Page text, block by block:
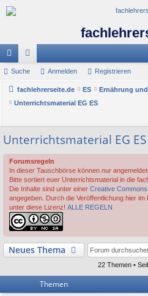
ch
ne
ug
riff
or
en
Suche Anmelden Registrieren
fachlehrerseite.de ES
Ernährung
Unterrichtsmaterial EG ES
Unterrichtsmaterial EG ES
Forumsregeln
In dieser Tauschbörse können nur
Bitte sortiert euer Unterrichtsmaterial in die
Die Inhalte sind unter einer Creative
angegeben. Durch die Veröffentlichung hier
unter diese Lizenz! ALLE REGELN
Neues Thema
22 Themen •
Themen